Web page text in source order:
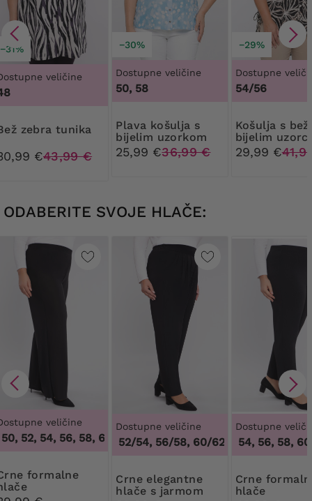
−31%
veličine
Bež zebra tunika
€43,99 €
−30%
Dostupne veličine
50, 58
Plava košulja s
bijelim uzorkom
25,99 €36,99 €
−29%
Dostupne
54/56
košulja s bež i
bijelim
29,99 €
ODABERITE SVOJE HLAČE:
veličine
52, 54, 56, 58, 60, 62, 64, 46, 48, 50, 52, 54, 56, 58, 60,
Dostupne veličine
48/50, 52/54, 56/58, 60/62,48/50, 52/54,
Crne elegantne
hlače s jarmom
Dostupne
50, 52, 54, 56, 58, 60,
Crne formalne
hlače